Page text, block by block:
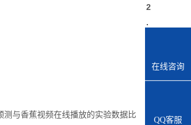
2
.
与香蕉视频在线播放的实验数据比
在线咨询
QQ客服